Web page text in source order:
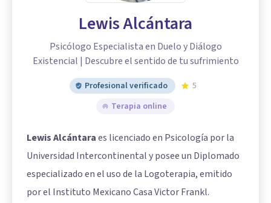
Lewis Alcántara
Psicólogo Especialista en Duelo y Diálogo
Existencial | Descubre el sentido de tu sufrimiento
Profesional verificado
5
Terapia online
Lewis Alcántaraes licenciado en Psicología por la
Universidad Intercontinental y posee un Diplomado
especializado en el uso de la Logoterapia, emitido
por el Instituto Mexicano Casa Victor Frankl.